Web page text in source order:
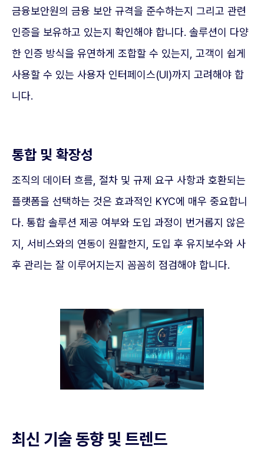
금융보안원의 금융 보안 규격을 준수하는지 그리고 관련
인증을 보유하고 있는지 확인해야 합니다. 솔루션이 다양
한 인증 방식을 유연하게 조합할 수 있는지, 고객이 쉽게
사용할 수 있는 사용자 인터페이스(UI)까지 고려해야 합
니다.
통합 및 확장성
조직의 데이터 흐름, 절차 및 규제 요구 사항과 호환되는
플랫폼을 선택하는 것은 효과적인 KYC에 매우 중요합니
다. 통합 솔루션 제공 여부와 도입 과정이 번거롭지 않은
지, 서비스와의 연동이 원활한지, 도입 후 유지보수와 사
후 관리는 잘 이루어지는지 꼼꼼히 점검해야 합니다.
최신 기술 동향 및 트렌드